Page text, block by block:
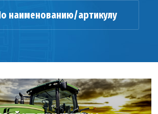
наименованию/артикулу